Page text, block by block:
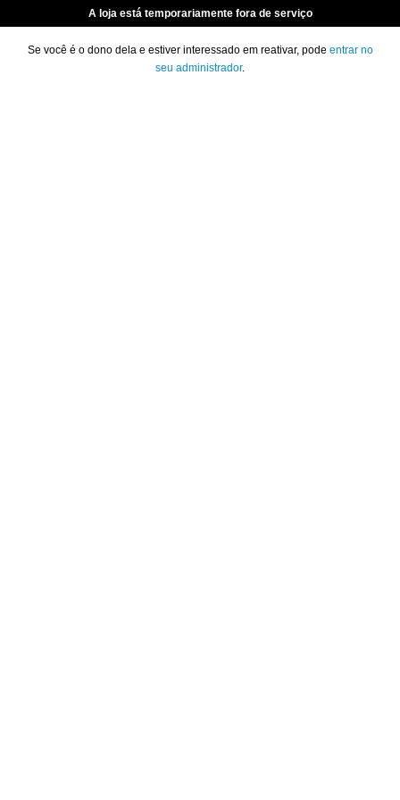
A loja está temporariamente fora de serviço
Se você é o dono dela e estiver interessado em reativar, pode entrar no
seu administrador.